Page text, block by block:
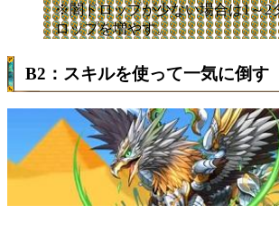
※闇ドロップが少ない場合は1～2
ロップを増やす。
B2：スキルを使って一気に倒す